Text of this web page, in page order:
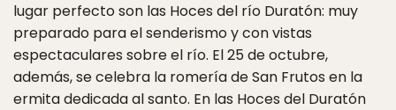
lugar perfecto son las Hoces del río Duratón: muy
preparado para el senderismo y con vistas
espectaculares sobre el río. El 25 de octubre,
además, se celebra la romería de San Frutos en la
ermita dedicada al santo. En las Hoces del Duratón